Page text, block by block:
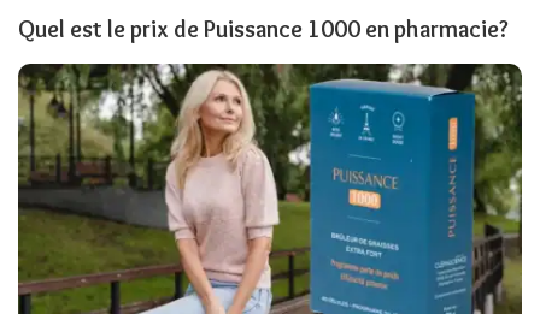
Quel est le prix de Puissance 1000 en pharmacie?